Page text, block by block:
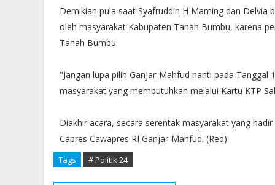
Demikian pula saat Syafruddin H Maming dan Delvia
oleh masyarakat Kabupaten Tanah Bumbu, karena
Tanah Bumbu.
"Jangan lupa pilih Ganjar-Mahfud nanti pada
masyarakat yang membutuhkan melalui Kartu KTP
Diakhir acara, secara serentak masyarakat yang
Capres Cawapres RI Ganjar-Mahfud. (Red)
Tags # Politik 24